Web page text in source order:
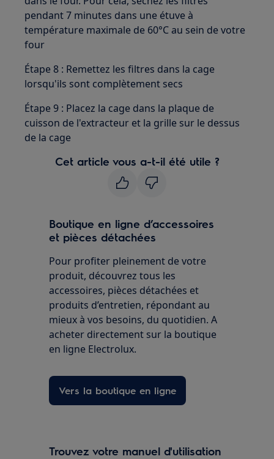
pendant 7 minutes dans une étuve à
température maximale de 60°C au sein de votre
four
Étape 8 : Remettez les filtres dans la cage
lorsqu'ils sont complètement secs
Étape 9 : Placez la cage dans la plaque de
cuisson de l'extracteur et la grille sur le dessus
de la cage
Cet article vous a-t-il été utile ?
Boutique en ligne d’accessoires
et pièces détachées
Pour profiter pleinement de votre
produit, découvrez tous les
accessoires, pièces détachées et
produits d’entretien, répondant au
mieux à vos besoins, du quotidien. A
acheter directement sur la boutique
en ligne Electrolux.
Vers la boutique en ligne
Trouvez votre manuel d'utilisation